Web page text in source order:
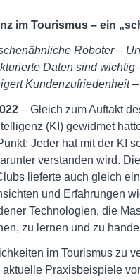
im Tourismus – ein
Roboter –
Daten sind
Kundenzufriedenheit
– Gleich zum Auftakt
(KI) gewidmet
Jeder hat mit der KI
verstanden wird.
lieferte auch gleich
und Erfahrungen
Technologien, die
zu lernen und zu
im Tourismus zu
Praxisbeispiele